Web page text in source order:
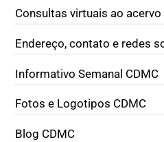
Consultas virtuais ao acervo
Endereço, contato e redes
Informativo Semanal CDMC
Fotos e Logotipos CDMC
Blog CDMC